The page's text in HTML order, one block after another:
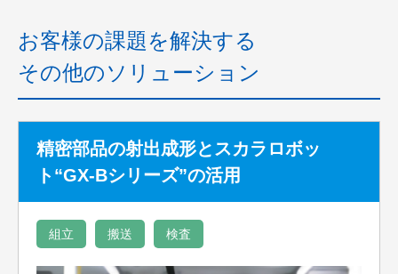
お客様の課題を解決する
その他のソリューション
精密部品の射出成形とスカラロボッ
ト“GX-Bシリーズ”の活用
組立 搬送 検査